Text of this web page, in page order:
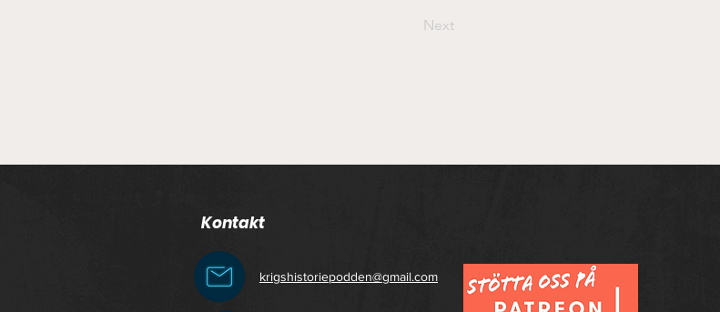
Next
Kontakt
krigshistoriepodden@gmail.com